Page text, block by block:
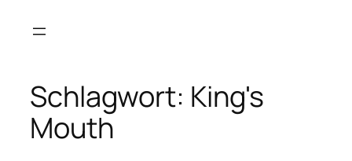
Inhalt
Schlagwort: King's
Mouth